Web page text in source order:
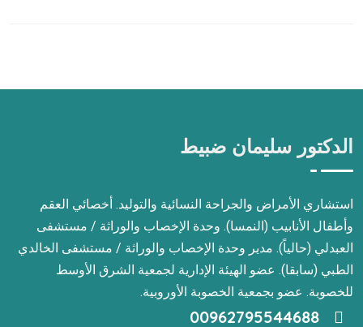
الدكتور سليمان ضبيط
استشاري الأمراض والجراحة النسائية والتوليد. أخصائي العقم
وأطفال الأنابيب (النمسا). وحدة الإخصاب والوراثة / مستشفى
العبدلي (حالياً). مدير وحدة الإخصاب والوراثة / مستشفى الخالدي
الطبي (سابقا). عضو الهيئة الإدارية لجمعية الشرق الأوسط
للخصوبة. عضو بجمعية الخصوبة الأوروبية.